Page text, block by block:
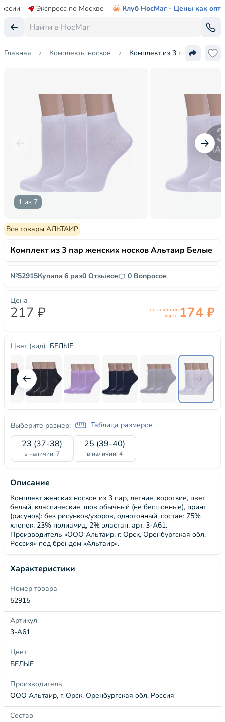
Экспресс по Москве Клуб НосМаг - Цены как опт
Главная Комплекты носков Комплект из 3 пар женских
1 из 7
Все товары АЛЬТАИР
Комплект из 3 пар женских носков Альтаир Белые
№52915Купили 6 раз0 Отзывов 0 Вопросов
Цвет (вид): БЕЛЫЕ
Выберите размер: Таблица размеров
23 (37-38)
в наличии: 7
25 (39-40)
в наличии: 4
Цена
217 ₽
по клубной
карте 174 ₽
Описание
Комплект женских носков из 3 пар, летние, короткие, цвет
белый, классические, шов обычный (не бесшовные), принт
(рисунок): без рисунков/узоров, однотонный, состав: 75%
хлопок, 23% полиамид, 2% эластан, арт. 3-А61.
Производитель «ООО Альтаир, г. Орск, Оренбургская обл,
Россия» под брендом «Альтаир».
Характеристики
Номер товара
52915
Артикул
3-А61
Цвет
БЕЛЫЕ
Производитель
ООО Альтаир, г. Орск, Оренбургская обл, Россия
Состав